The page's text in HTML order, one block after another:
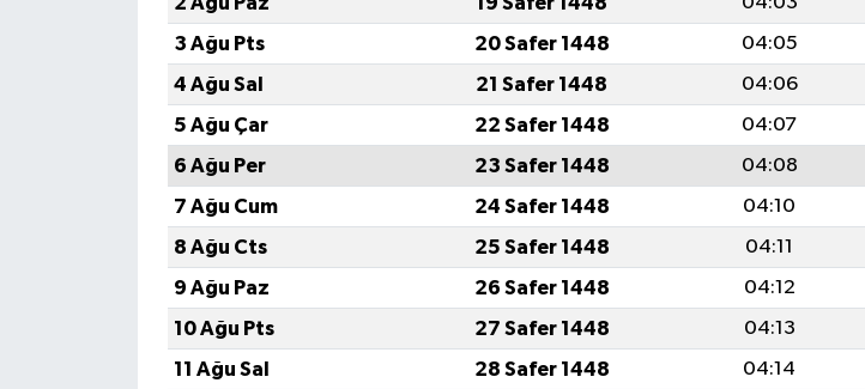
3 Ağu Pts
20 Safer 1448 04:05
4 Ağu Sal
21 Safer 1448 04:06
5 Ağu Çar
22 Safer 1448 04:07
6 Ağu Per
23 Safer 1448 04:08
7 Ağu Cum
24 Safer 1448 04:10
8 Ağu Cts
25 Safer 1448 04:11
9 Ağu Paz
26 Safer 1448 04:12
10 Ağu Pts
27 Safer 1448 04:13
11 Ağu Sal
28 Safer 1448 04:14